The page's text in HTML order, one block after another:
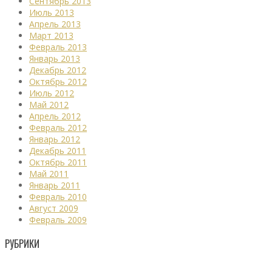
Июль 2013
Апрель 2013
Март 2013
Февраль 2013
Январь 2013
Декабрь 2012
Октябрь 2012
Июль 2012
Май 2012
Апрель 2012
Февраль 2012
Январь 2012
Декабрь 2011
Октябрь 2011
Май 2011
Январь 2011
Февраль 2010
Август 2009
Февраль 2009
РУБРИКИ